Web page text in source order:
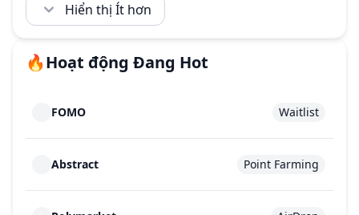
Hiển thị Ít hơn
🔥Hoạt động Đang Hot
FOMO Waitlist
Abstract Point Farming